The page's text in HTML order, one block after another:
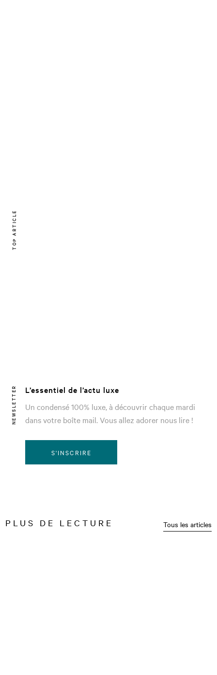
TOP ARTICLE
NEWSLETTER
L’essentiel de l’actu luxe
Un condensé 100% luxe, à découvrir chaque mardi
dans votre boîte mail. Vous allez adorer nous lire !
S'INSCRIRE
PLUS DE LECTURE Tous les articles